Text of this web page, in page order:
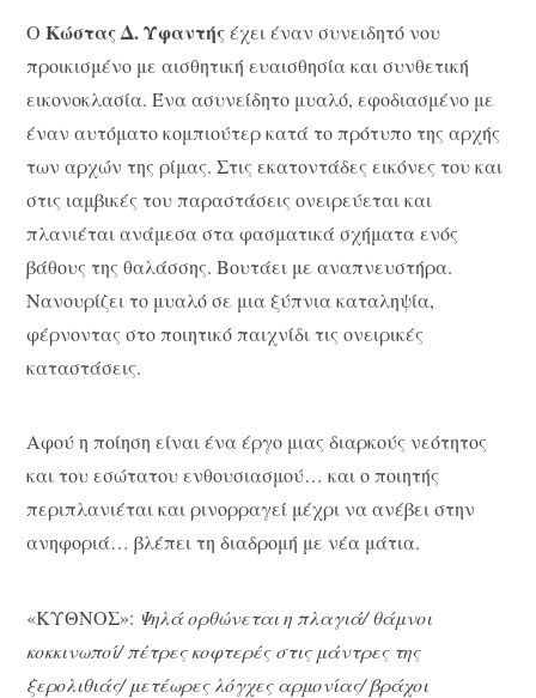
ΟΚώστας Δ. Υφαντήςέχει έναν συνειδητό νου
προικισμένο με αισθητική ευαισθησία και συνθετική
εικονοκλασία. Ένα ασυνείδητο μυαλό, εφοδιασμένο με
έναν αυτόματο κομπιούτερ κατά το πρότυπο της αρχής
των αρχών της ρίμας. Στις εκατοντάδες εικόνες του και
στις ιαμβικές του παραστάσεις ονειρεύεται και
πλανιέται ανάμεσα στα φασματικά σχήματα ενός
βάθους της θαλάσσης. Βουτάει με αναπνευστήρα.
Νανουρίζει το μυαλό σε μια ξύπνια καταληψία,
φέρνοντας στο ποιητικό παιχνίδι τις ονειρικές
καταστάσεις.
Αφού η ποίηση είναι ένα έργο μιας διαρκούς νεότητος
και του εσώτατου ενθουσιασμού… και ο ποιητής
περιπλανιέται και ρινορραγεί μέχρι να ανέβει στην
ανηφοριά… βλέπει τη διαδρομή με νέα μάτια.
«ΚΥΘΝΟΣ»: Ψηλά ορθώνεται η πλαγιά/ θάμνοι
κοκκινωποί/ πέτρες κοφτερές στις μάντρες της
ξερολιθιάς/ μετέωρες λόγχες αρμονίας/ βράχοι